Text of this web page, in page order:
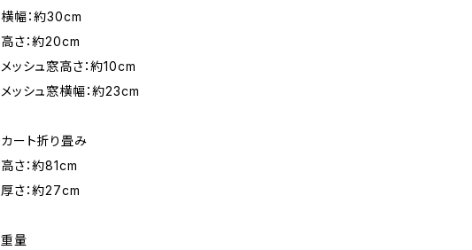
横幅：約30cm
高さ：約20cm
メッシュ窓高さ：約10cm
メッシュ窓横幅：約23cm
カート折り畳み
高さ：約81cm
厚さ：約27cm
重量